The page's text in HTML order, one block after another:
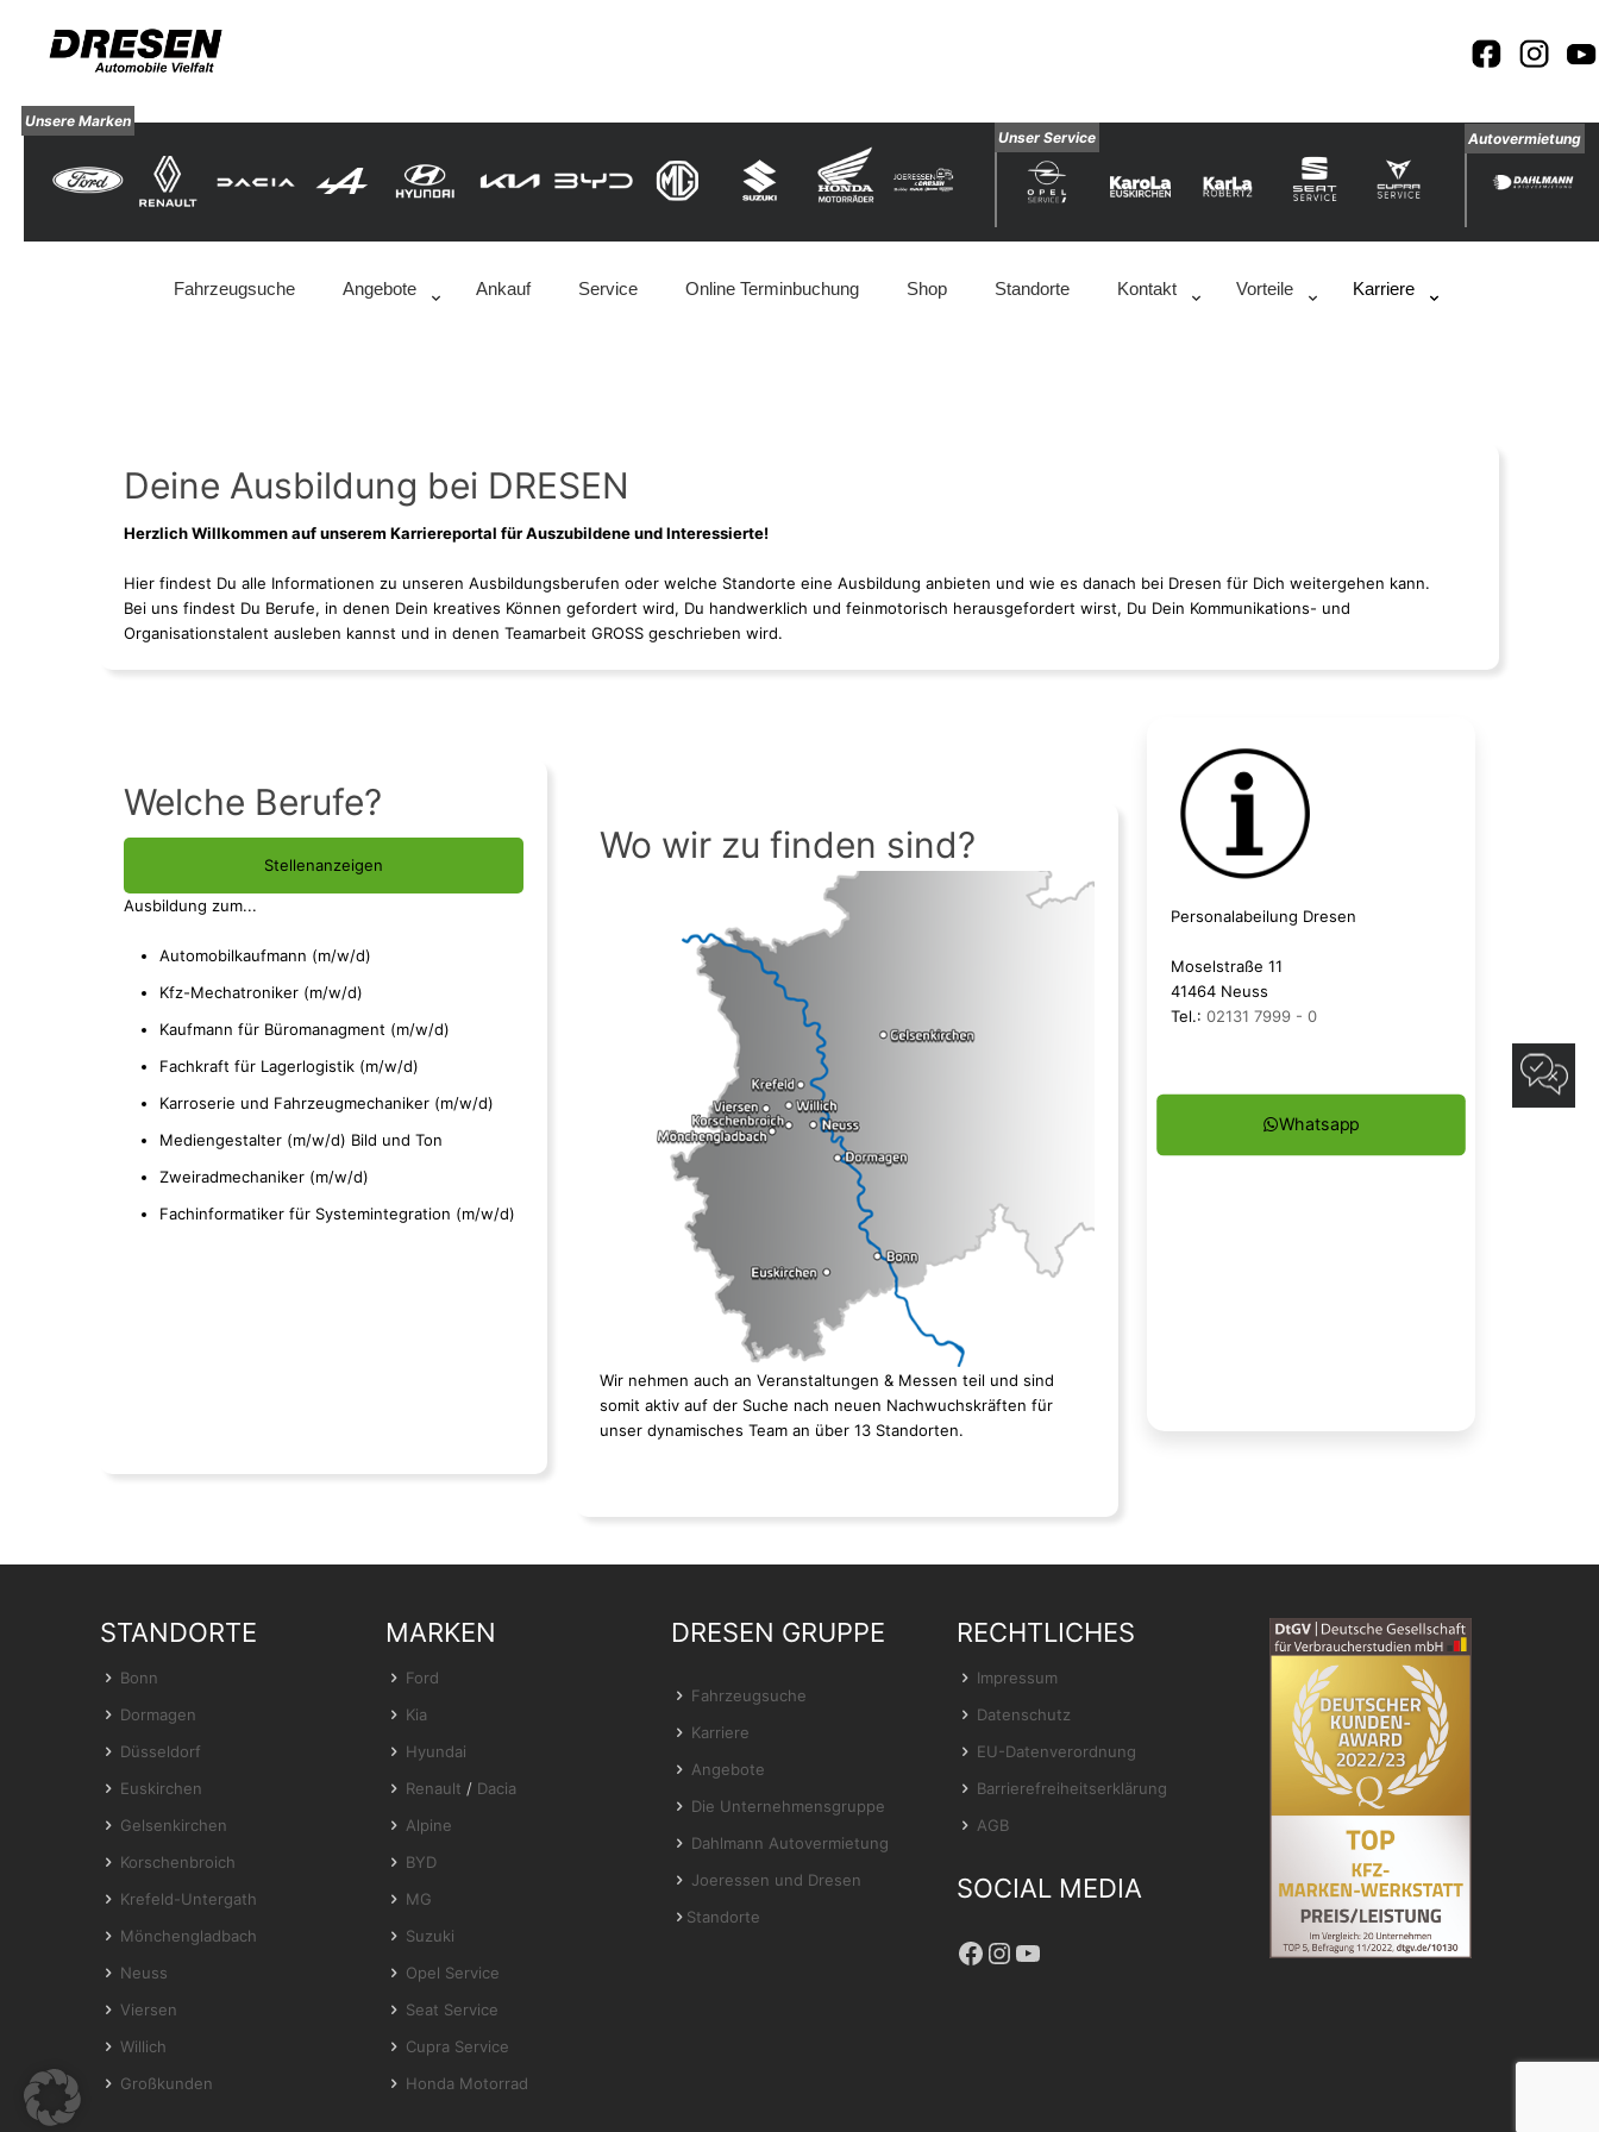
Unsere Marken
Unser Service
Autovermietung
Fahrzeugsuche Angebote Ankauf Service Online Terminbuchung Shop Standorte Kontakt Vorteile Karriere
Deine Ausbildung bei DRESEN
Herzlich Willkommen auf unserem Karriereportal für Auszubildene und Interessierte!
Hier findest Du alle Informationen zu unseren Ausbildungsberufen oder welche Standorte eine Ausbildung anbieten und wie es danach bei Dresen für Dich weitergehen kann.
Bei uns findest Du Berufe, in denen Dein kreatives Können gefordert wird, Du handwerklich und feinmotorisch herausgefordert wirst, Du Dein Kommunikations- und
Organisationstalent ausleben kannst und in denen Teamarbeit GROSS geschrieben wird.
Welche Berufe?
Stellenanzeigen
Ausbildung zum...
Automobilkaufmann (m/w/d)
Kfz-Mechatroniker (m/w/d)
Kaufmann für Büromanagment (m/w/d)
Fachkraft für Lagerlogistik (m/w/d)
Karroserie und Fahrzeugmechaniker (m/w/d)
Mediengestalter (m/w/d) Bild und Ton
Zweiradmechaniker (m/w/d)
Fachinformatiker für Systemintegration (m/w/d)
Wo wir zu finden sind?
Wir nehmen auch an Veranstaltungen & Messen teil und sind
somit aktiv auf der Suche nach neuen Nachwuchskräften für
unser dynamisches Team an über 13 Standorten.
Personalabeilung Dresen
Moselstraße 11
41464 Neuss
Tel.: 02131 7999 - 0
Whatsapp
STANDORTE
Bonn
Dormagen
Düsseldorf
Euskirchen
Gelsenkirchen
Korschenbroich
Krefeld-Untergath
Mönchengladbach
Neuss
Viersen
Willich
Großkunden
MARKEN
Ford
Kia
Hyundai
Renault / Dacia
Alpine
BYD
MG
Suzuki
Opel Service
Seat Service
Cupra Service
Honda Motorrad
DRESEN GRUPPE
Fahrzeugsuche
Karriere
Angebote
Die Unternehmensgruppe
Dahlmann Autovermietung
Joeressen und Dresen
Standorte
RECHTLICHES
Impressum
Datenschutz
EU-Datenverordnung
Barrierefreiheitserklärung
AGB
SOCIAL MEDIA
Facebook
Instagram
YouTube